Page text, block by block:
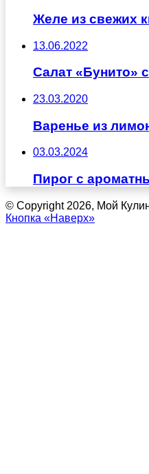
Желе из свежих
13.06.2022
Салат «Бунито»
23.03.2020
Варенье из
03.03.2024
Пирог с
© Copyright 2026, Мой
Кнопка «Наверх»